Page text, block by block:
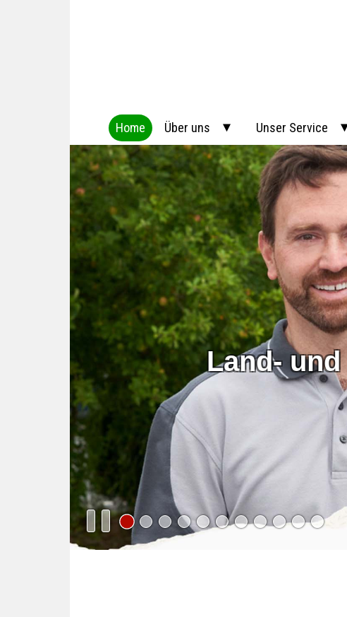
Home Über uns Unser Service
Land-